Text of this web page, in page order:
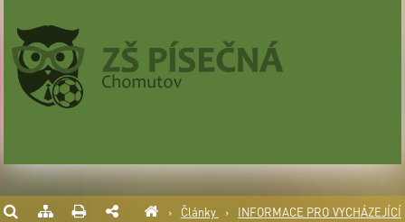
› Články ›
INFORMACE PRO VYCHÁZEJÍCÍ